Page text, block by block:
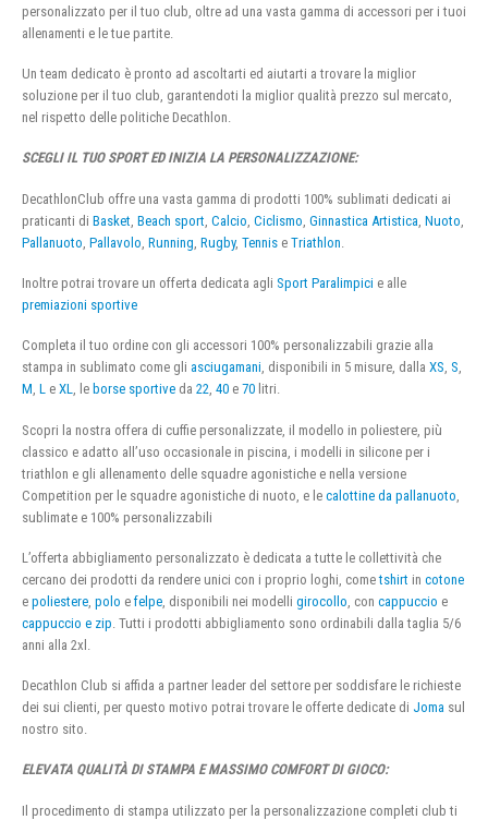
personalizzato per il tuo club, oltre ad una vasta gamma di accessori per i tuoi
allenamenti e le tue partite.
Un team dedicato è pronto ad ascoltarti ed aiutarti a trovare la miglior
soluzione per il tuo club, garantendoti la miglior qualità prezzo sul mercato,
nel rispetto delle politiche Decathlon.
SCEGLI IL TUO SPORT ED INIZIA LA PERSONALIZZAZIONE:
DecathlonClub offre una vasta gamma di prodotti 100% sublimati dedicati ai
praticanti di Basket Beach sport Calcio Ciclismo Ginnastica Artistica Nuoto
Pallanuoto Pallavolo Running Rugby, Tennis e Triathlon
Inoltre potrai trovare un offerta dedicata agli Sport Paralimpici e alle
premiazioni sportive
Completa il tuo ordine con gli accessori 100% personalizzabili grazie alla
stampa in sublimato come gli asciugamani, disponibili in 5 misure, dalla XS, S,
M, L e XL, le borse sportive da 22, 40 e 70 litri.
Scopri la nostra offera di cuffie personalizzate, il modello in poliestere, più
classico e adatto all’uso occasionale in piscina, i modelli in silicone per i
triathlon e gli allenamento delle squadre agonistiche e nella versione
Competition per le squadre agonistiche di nuoto, e le calottine da pallanuoto
sublimate e 100% personalizzabili
L’offerta abbigliamento personalizzato è dedicata a tutte le collettività che
cercano dei prodotti da rendere unici con i proprio loghi, cometshirt in cotone
e poliestere polo e felpe , disponibili nei modelli girocollo , con cappuccio e
cappuccio e zip . Tutti i prodotti abbigliamento sono ordinabili dalla taglia 5/6
anni alla 2xl.
Decathlon Club si affida a partner leader del settore per soddisfare le richieste
dei sui clienti, per questo motivo potrai trovare le offerte dedicate di Joma sul
nostro sito.
ELEVATA QUALITÀ DI STAMPA E MASSIMO COMFORT DI GIOCO:
Il procedimento di stampa utilizzato per la personalizzazione completi club ti